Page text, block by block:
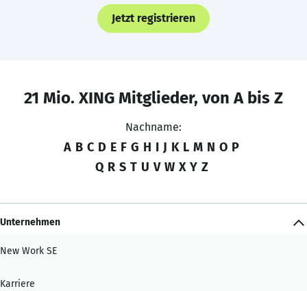
Jetzt registrieren
21 Mio. XING Mitglieder, von A bis Z
Nachname:
A B C D E F G H I J K L M N O P
Q R S T U V W X Y Z
Unternehmen
New Work SE
Karriere